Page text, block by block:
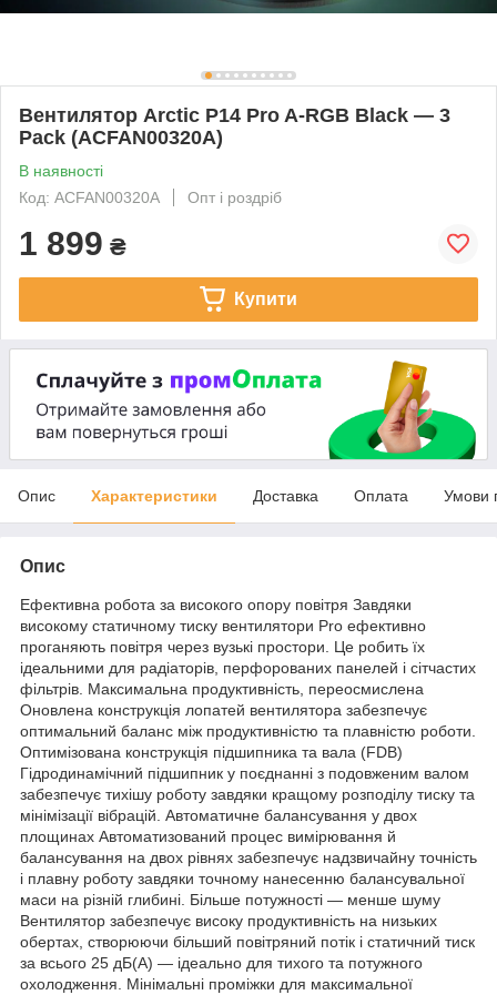
Вентилятор Arctic P14 Pro A-RGB Black — 3
Pack (ACFAN00320A)
В наявності
Код: ACFAN00320A
Опт і роздріб
1 899 ₴
Купити
Опис Характеристики Доставка Оплата Умови
Опис
Ефективна робота за високого опору повітря Завдяки
високому статичному тиску вентилятори Pro ефективно
проганяють повітря через вузькі простори. Це робить їх
ідеальними для радіаторів, перфорованих панелей і сітчастих
фільтрів. Максимальна продуктивність, переосмислена
Оновлена конструкція лопатей вентилятора забезпечує
оптимальний баланс між продуктивністю та плавністю роботи.
Оптимізована конструкція підшипника та вала (FDB)
Гідродинамічний підшипник у поєднанні з подовженим валом
забезпечує тихішу роботу завдяки кращому розподілу тиску та
мінімізації вібрацій. Автоматичне балансування у двох
площинах Автоматизований процес вимірювання й
балансування на двох рівнях забезпечує надзвичайну точність
і плавну роботу завдяки точному нанесенню балансувальної
маси на різній глибині. Більше потужності — менше шуму
Вентилятор забезпечує високу продуктивність на низьких
обертах, створюючи більший повітряний потік і статичний тиск
за всього 25 дБ(A) — ідеально для тихого та потужного
охолодження. Мінімальні проміжки для максимальної